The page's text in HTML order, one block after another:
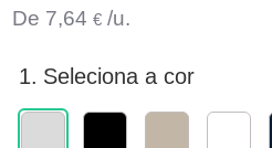
De 7,64 € /u.
1. Seleciona a cor